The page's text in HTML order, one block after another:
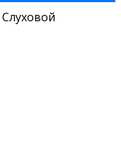
Слуховой